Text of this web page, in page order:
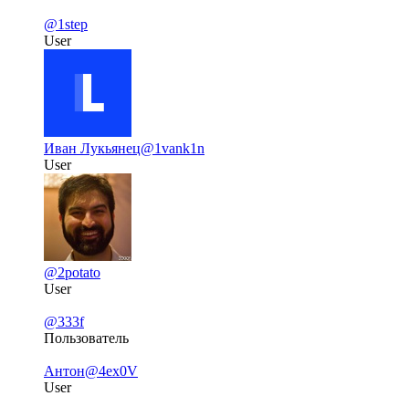
@1step
User
Иван Лукьянец@1vank1n
User
@2potato
User
@333f
Пользователь
Антон@4ex0V
User